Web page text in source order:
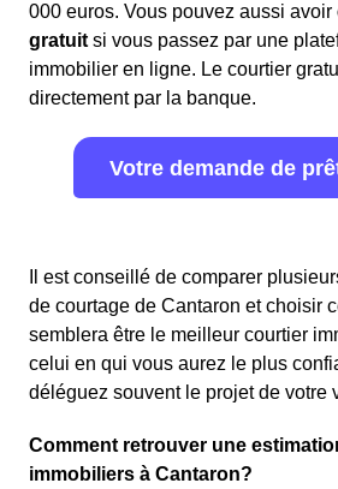
000 euros. Vous pouvez aussi avoir
gratuit si vous passez par une
immobilier en ligne. Le courtier
directement par la banque.
Votre demande de
Il est conseillé de comparer
de courtage de Cantaron et choisir
semblera être le meilleur courtier
celui en qui vous aurez le plus
déléguez souvent le projet de votre
Comment retrouver une
immobiliers à Cantaron?